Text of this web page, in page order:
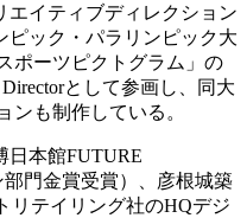
エイティブディレクション
ピック・パラリンピック大
ポーツピクトグラム」の
として参画し、同大
ンも制作している。
日本館FUTURE
門金賞受賞）、彦根城築
リテイリング社のHQデジ